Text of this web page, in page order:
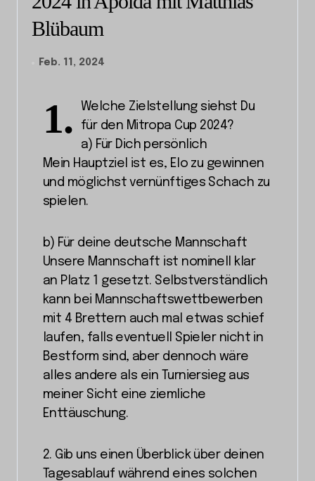
Blübaum
Feb. 11, 2024
1.
Welche Zielstellung siehst Du
für den Mitropa Cup 2024?
a) Für Dich persönlich
Mein Hauptziel ist es, Elo zu gewinnen
und möglichst vernünftiges Schach zu
spielen.
b) Für deine deutsche Mannschaft
Unsere Mannschaft ist nominell klar
an Platz 1 gesetzt. Selbstverständlich
kann bei Mannschaftswettbewerben
mit 4 Brettern auch mal etwas schief
laufen, falls eventuell Spieler nicht in
Bestform sind, aber dennoch wäre
alles andere als ein Turniersieg aus
meiner Sicht eine ziemliche
Enttäuschung.
2. Gib uns einen Überblick über deinen
Tagesablauf während eines solchen